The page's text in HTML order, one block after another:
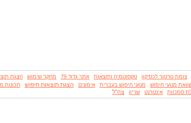
צומת טרטור לכסיקון טקסונומיה ותוצאות אתר גדוד 79 מחקר שימוש הצגת
מנועי חיפוש מנועי חיפוש בעברית אימונים הצגת תוצאות חיפוש תכונות
סמכוות אינטרנט שריון צה"ל